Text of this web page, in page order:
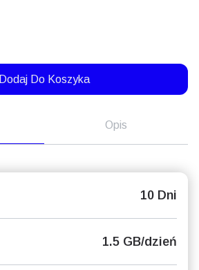
Dodaj Do Koszyka
Opis
10 Dni
1.5 GB/dzień